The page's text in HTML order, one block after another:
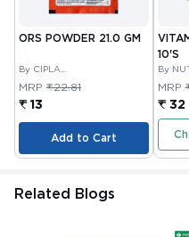
ORS POWDER 21.0 GM
By CIPLA
PHARMACEUTICAL
MRP ₹22.81
₹ 13
Add to Cart
10'S
By
MRP
₹ 32
Related Blogs